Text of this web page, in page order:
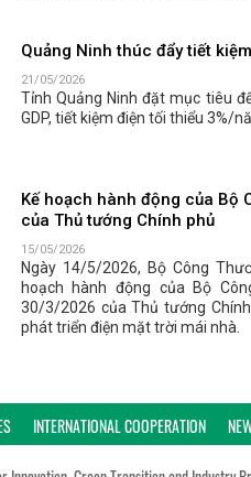
Quảng Ninh thúc đẩy tiết
21/05/2026
Tỉnh Quảng Ninh đặt mục tiêu
GDP, tiết kiệm điện tối thiểu 3%/
Kế hoạch hành động của Bộ
của Thủ tướng Chính phủ
15/05/2026
Ngày 14/5/2026, Bộ Công
hoạch hành động của Bộ
30/3/2026 của Thủ tướng
phát triển điện mặt trời mái nhà.
INTERNATIONAL COOPERATION